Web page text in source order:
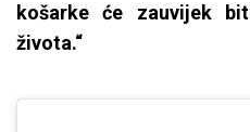
košarke će zauvijek
života.“